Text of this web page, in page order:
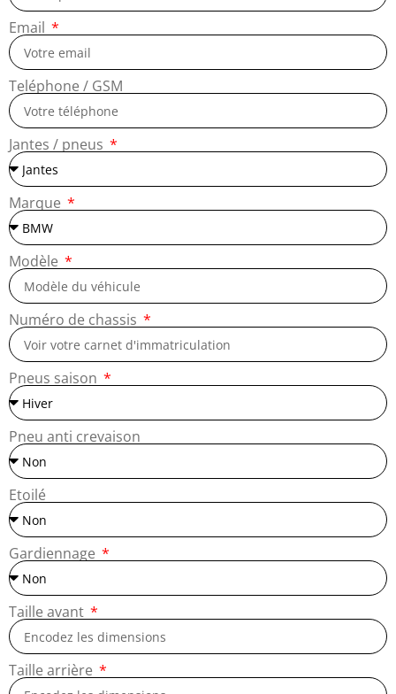
Email
Teléphone / GSM
Jantes / pneus
Marque
Modèle
Numéro de chassis
Pneus saison
Pneu anti crevaison
Etoilé
Gardiennage
Taille avant
Taille arrière